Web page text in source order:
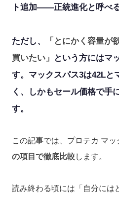
ト追加——正統進化と呼べる
ただし、
「とにかく容量が
買いたい」
という方にはマ
す。マックスパス3は42Lと
く、しかもセール価格で手
す。
この記事では、プロテカ マ
の項目で徹底比較します。
読み終わる頃には「自分には